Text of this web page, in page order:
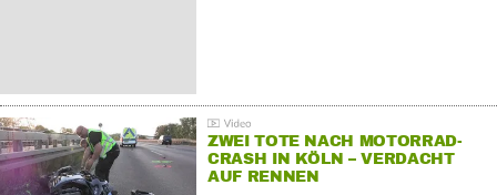
ZWEI TOTE NACH MOTORRAD-
CRASH IN KÖLN – VERDACHT
AUF RENNEN